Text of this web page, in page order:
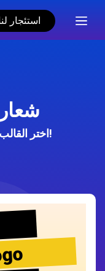
استئجار
اختر القالب الذي يناسبك بشكل أفضل!